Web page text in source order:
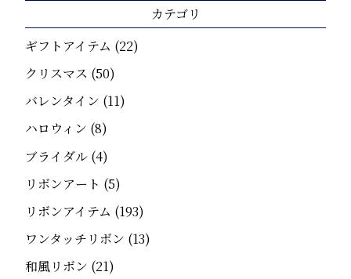
カテゴリ
ギフトアイテム (22)
クリスマス (50)
バレンタイン (11)
ハロウィン (8)
ブライダル (4)
リボンアート (5)
リボンアイテム (193)
ワンタッチリボン (13)
和風リボン (21)